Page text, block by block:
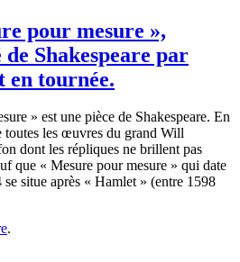
pour mesure »,
Shakespeare par
en tournée.
» est une pièce de Shakespeare. En
toutes les œuvres du grand Will
dont les répliques ne brillent pas
que « Mesure pour mesure » qui date
situe après « Hamlet » (entre 1598
.